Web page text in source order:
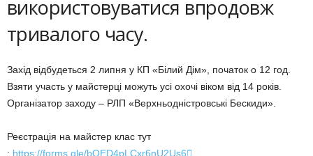
використовуватися впродовж
тривалого часу.
Захід відбудеться 2 липня у КП «Білий Дім», початок о 12 год.
Взяти участь у майстерці можуть усі охочі віком від 14 років.
Організатор заходу – РЛП «Верхньодністровські Бескиди».
Реєстрація на майстер клас тут
: https://forms.gle/bQED4pLCxr6nU2Us6